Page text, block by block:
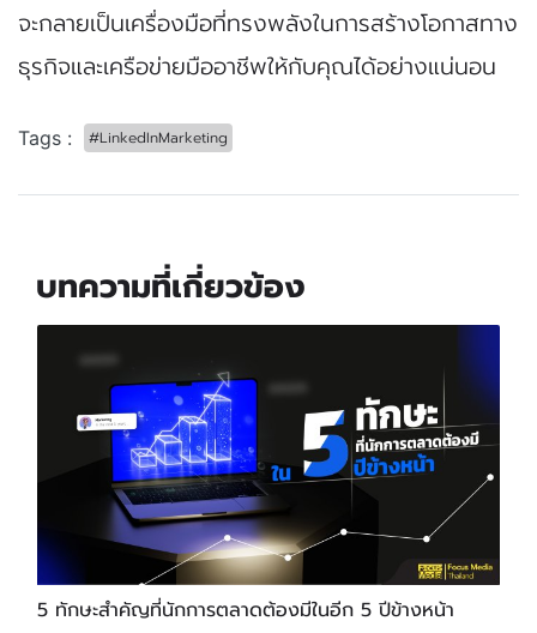
จะกลายเป็นเครื่องมือที่ทรงพลังในการสร้างโอกาสทาง
ธุรกิจและเครือข่ายมืออาชีพให้กับคุณได้อย่างแน่นอน
Tags : #LinkedInMarketing
บทความที่เกี่ยวข้อง
5 ทักษะสำคัญที่นักการตลาดต้องมีในอีก 5 ปีข้างหน้า